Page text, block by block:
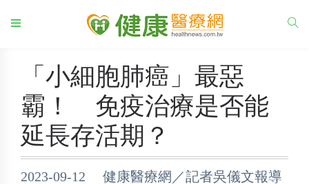
「小細胞肺癌」最惡
霸！ 免疫治療是否能
延長存活期？
2023-09-12 健康醫療網／記者吳儀文報導